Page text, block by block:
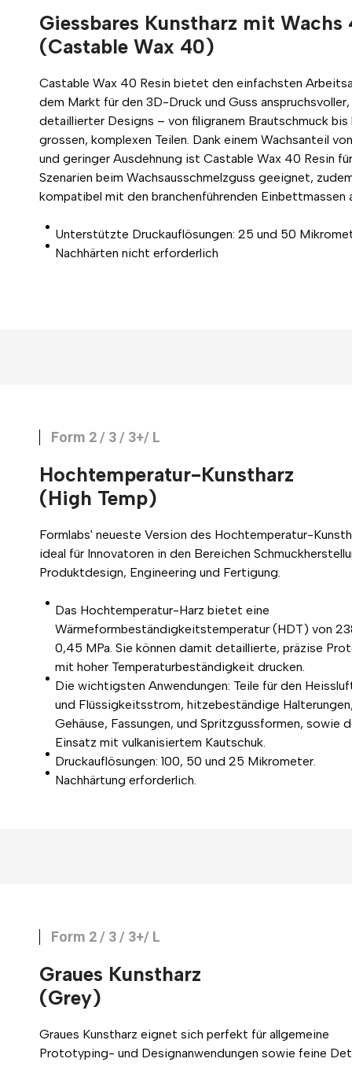
Giessbares Kunstharz mit Wachs
(Castable Wax 40)
Castable Wax 40 Resin bietet den einfachsten
dem Markt für den 3D-Druck und Guss anspruchsvoller,
detaillierter Designs – von filigranem Brautschmuck bis
grossen, komplexen Teilen. Dank einem Wachsanteil
und geringer Ausdehnung ist Castable Wax 40 Resin
Szenarien beim Wachsausschmelzguss geeignet,
kompatibel mit den branchenführenden Einbettmassen
Unterstützte Druckauflösungen: 25 und 50
Nachhärten nicht erforderlich
Form 2 / 3 / 3+/ L
Hochtemperatur-Kunstharz
(High Temp)
Formlabs' neueste Version des Hochtemperatur-
ideal für Innovatoren in den Bereichen
Produktdesign, Engineering und Fertigung.
Das Hochtemperatur-Harz bietet eine
Wärmeformbeständigkeitstemperatur (HDT) von
0,45 MPa. Sie können damit detaillierte, präzise
mit hoher Temperaturbeständigkeit drucken.
Die wichtigsten Anwendungen: Teile für den
und Flüssigkeitsstrom, hitzebeständige
Gehäuse, Fassungen, und Spritzgussformen, sowie
Einsatz mit vulkanisiertem Kautschuk.
Druckauflösungen: 100, 50 und 25 Mikrometer.
Nachhärtung erforderlich.
Form 2 / 3 / 3+/ L
Graues Kunstharz
(Grey)
Graues Kunstharz eignet sich perfekt für allgemeine
Prototyping- und Designanwendungen sowie feine